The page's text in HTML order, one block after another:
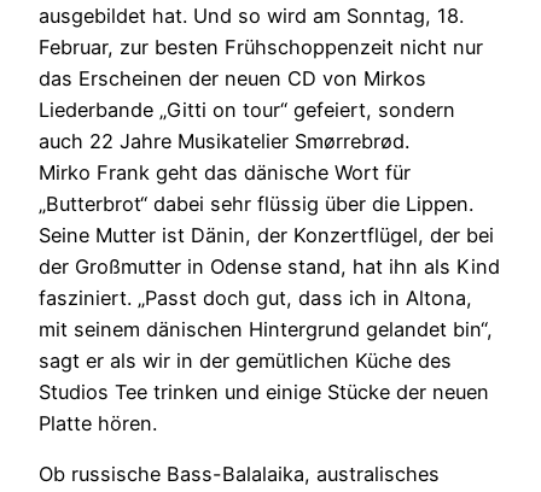
ausgebildet hat. Und so wird am Sonntag, 18.
Februar, zur besten Frühschoppenzeit nicht nur
das Erscheinen der neuen CD von Mirkos
Liederbande „Gitti on tour“ gefeiert, sondern
auch 22 Jahre Musikatelier Smørrebrød.
Mirko Frank geht das dänische Wort für
„Butterbrot“ dabei sehr flüssig über die Lippen.
Seine Mutter ist Dänin, der Konzertflügel, der bei
der Großmutter in Odense stand, hat ihn als Kind
fasziniert. „Passt doch gut, dass ich in Altona,
mit seinem dänischen Hintergrund gelandet bin“,
sagt er als wir in der gemütlichen Küche des
Studios Tee trinken und einige Stücke der neuen
Platte hören.
Ob russische Bass-Balalaika, australisches